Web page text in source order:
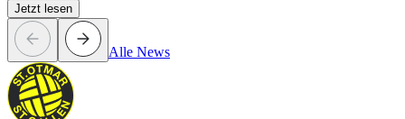
Jetzt lesen
Alle News